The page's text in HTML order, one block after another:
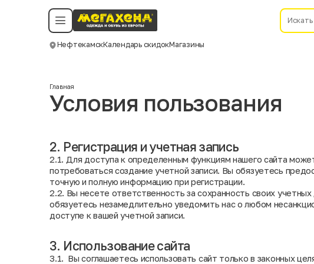
НефтекамскКалендарь скидокМагазины
Политика конфиденциальности
©️ Мегахенд 2026. Все права защищены.
Смотреть все даты
Главная
Условия пользования
2. Регистрация и учетная запись
2.1. Для доступа к определенным функциям нашего сайта
потребоваться создание учетной записи. Вы обязуетесь
точную и полную информацию при регистрации.
2.2. Вы несете ответственность за сохранность своих учетных
обязуетесь незамедлительно уведомить нас о любом
доступе к вашей учетной записи.
3. Использование сайта
3.1. Вы соглашаетесь использовать сайт только в законных